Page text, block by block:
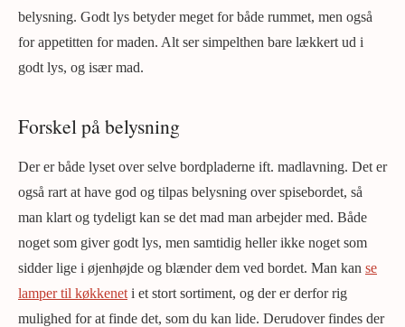
belysning. Godt lys betyder meget for både rummet, men også
for appetitten for maden. Alt ser simpelthen bare lækkert ud i
godt lys, og især mad.
Forskel på belysning
Der er både lyset over selve bordpladerne ift. madlavning. Det er
også rart at have god og tilpas belysning over spisebordet, så
man klart og tydeligt kan se det mad man arbejder med. Både
noget som giver godt lys, men samtidig heller ikke noget som
sidder lige i øjenhøjde og blænder dem ved bordet. Man kan se
lamper til køkkenet i et stort sortiment, og der er derfor rig
mulighed for at finde det, som du kan lide. Derudover findes der